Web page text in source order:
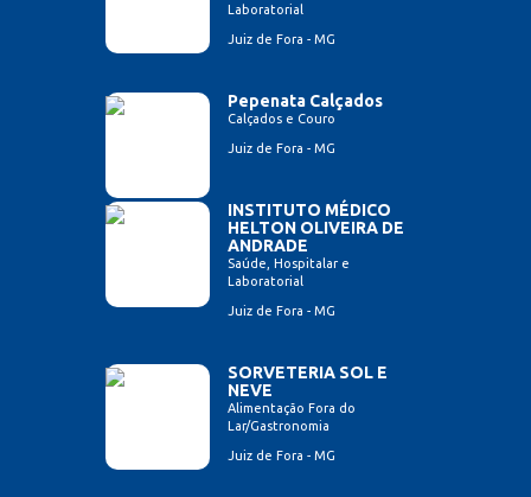
Laboratorial
Juiz de Fora - MG
Pepenata Calçados
Calçados e Couro
Juiz de Fora - MG
INSTITUTO MÉDICO
HELTON OLIVEIRA DE
ANDRADE
Saúde, Hospitalar e
Laboratorial
Juiz de Fora - MG
SORVETERIA SOL E
NEVE
Alimentação Fora do
Lar/Gastronomia
Juiz de Fora - MG